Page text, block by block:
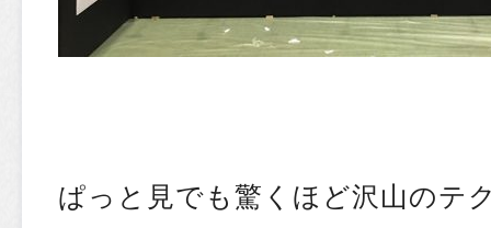
ぱっと見でも驚くほど沢山のテ